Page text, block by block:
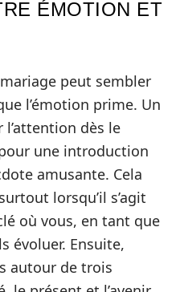
ÉMOTION ET
peut sembler
l’émotion prime. Un
dès le
une introduction
amusante. Cela
lorsqu’il s’agit
où vous, en tant que
évoluer. Ensuite,
autour de trois